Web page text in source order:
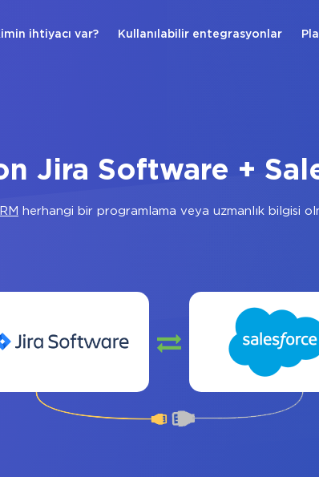
ihtiyacı var? Kullanılabilir entegrasyonlar
Jira Software +
herhangi bir programlama veya uzmanlık bilgisi